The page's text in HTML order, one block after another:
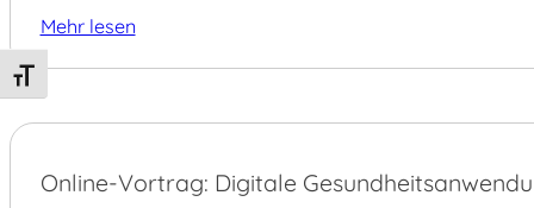
Schrift vergrößern
Mehr lesen
23.
JUNI
Online-Vortrag: Digitale